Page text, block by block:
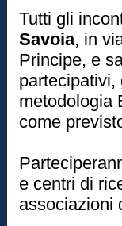
Tutti gli
Savoia, in
Principe, e
partecipativi,
metodologia
come
e centri di
associazioni